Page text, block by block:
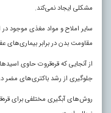
مشکلی ایجاد نمی‌کند.
سایر املاح و مواد مغذی موجود در
مقاومت بدن در برابر بیماری‌های
از آنجایی که قره‌قروت حاوی
جلوگیری از رشد باکتری‌های مضر